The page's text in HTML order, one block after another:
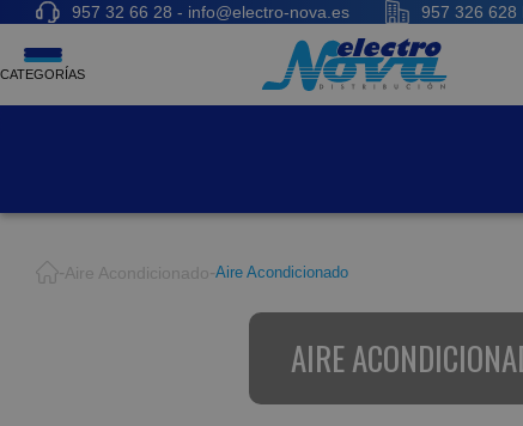
957 32 66 28 - info@electro-nova.es 957 326 628
CATEGORÍAS
Aire Acondicionado Aire Acondicionado
AIRE